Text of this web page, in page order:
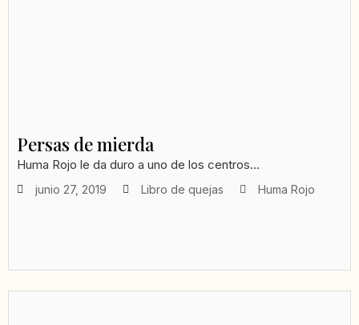
Persas de mierda
Huma Rojo le da duro a uno de los centros...
junio 27, 2019 Libro de quejas Huma Rojo